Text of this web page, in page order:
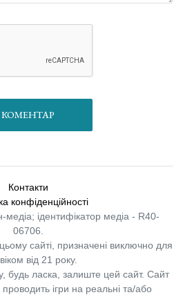
ОПУБЛІКУВАТИ КОМЕНТАР
Контакти
конфіденційності
ідентифікатор медіа - R40-
06706.
сайті, призначені виключно для
від 21 року.
ласка, залиште цей сайт. Сайт
ігри на реальні та/або